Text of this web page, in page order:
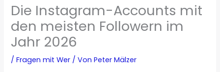
Die Instagram-Accounts mit
den meisten Followern im
Jahr 2026
/Fragen mit Wer / VonPeter Mälzer